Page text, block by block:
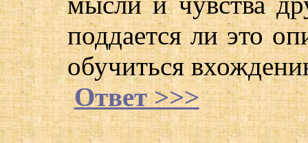
поддается ли это
обучиться
Ответ >>>